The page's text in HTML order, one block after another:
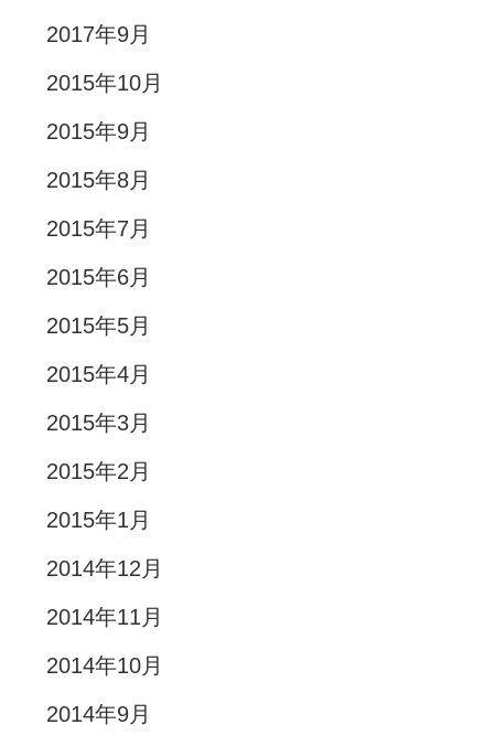
2017年9月
2015年10月
2015年9月
2015年8月
2015年7月
2015年6月
2015年5月
2015年4月
2015年3月
2015年2月
2015年1月
2014年12月
2014年11月
2014年10月
2014年9月